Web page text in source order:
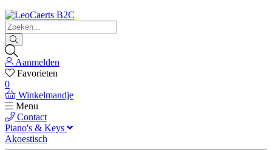
Aanmelden
Favorieten
0
Winkelmandje
Menu
Contact
Piano's & Keys
Akoestisch